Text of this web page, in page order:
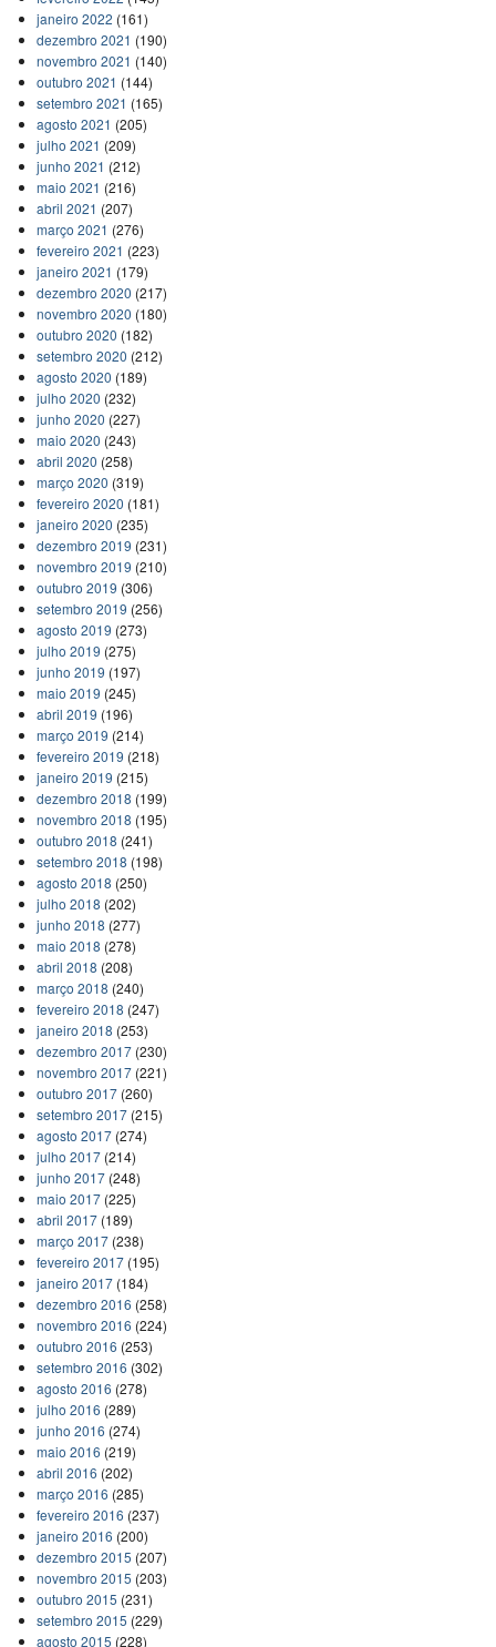
janeiro 2022 (161)
dezembro 2021 (190)
novembro 2021 (140)
outubro 2021 (144)
setembro 2021 (165)
agosto 2021 (205)
julho 2021 (209)
junho 2021 (212)
maio 2021 (216)
abril 2021 (207)
março 2021 (276)
fevereiro 2021 (223)
janeiro 2021 (179)
dezembro 2020 (217)
novembro 2020 (180)
outubro 2020 (182)
setembro 2020 (212)
agosto 2020 (189)
julho 2020 (232)
junho 2020 (227)
maio 2020 (243)
abril 2020 (258)
março 2020 (319)
fevereiro 2020 (181)
janeiro 2020 (235)
dezembro 2019 (231)
novembro 2019 (210)
outubro 2019 (306)
setembro 2019 (256)
agosto 2019 (273)
julho 2019 (275)
junho 2019 (197)
maio 2019 (245)
abril 2019 (196)
março 2019 (214)
fevereiro 2019 (218)
janeiro 2019 (215)
dezembro 2018 (199)
novembro 2018 (195)
outubro 2018 (241)
setembro 2018 (198)
agosto 2018 (250)
julho 2018 (202)
junho 2018 (277)
maio 2018 (278)
abril 2018 (208)
março 2018 (240)
fevereiro 2018 (247)
janeiro 2018 (253)
dezembro 2017(230)
novembro 2017(221)
outubro 2017(260)
setembro 2017(215)
agosto 2017(274)
julho 2017(214)
junho 2017(248)
maio 2017(225)
abril 2017(189)
março 2017(238)
fevereiro 2017(195)
janeiro 2017(184)
dezembro 2016 (258)
novembro 2016 (224)
outubro 2016 (253)
setembro 2016 (302)
agosto 2016 (278)
julho 2016 (289)
junho 2016 (274)
maio 2016 (219)
abril 2016 (202)
março 2016 (285)
fevereiro 2016 (237)
janeiro 2016 (200)
dezembro 2015 (207)
novembro 2015 (203)
outubro 2015 (231)
setembro 2015 (229)
agosto 2015 (228)